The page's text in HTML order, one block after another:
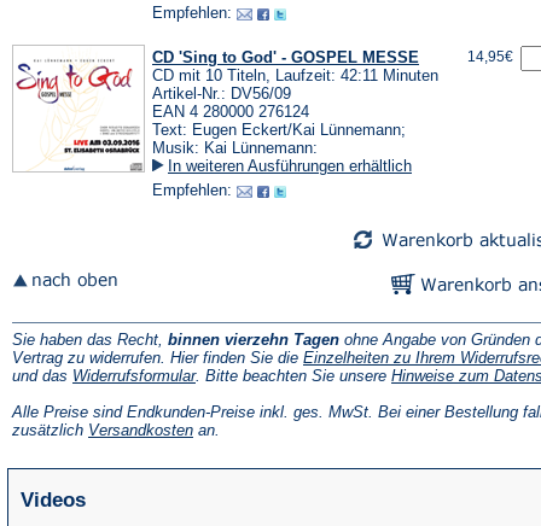
neuen
Empfehlen:
CD 'Sing to God' - GOSPEL MESSE
CD mit 10 Titeln, Laufzeit: 42:11 Minuten
Artikel-Nr.: DV56/09
EAN 4 280000 276124
Text: Eugen Eckert/Kai Lünnemann;
Musik: Kai Lünnemann:
In weiteren Ausführungen erhältlich
Empfehlen:
14,95€
Sie haben das Recht, binnen vierzehn Tagen ohne Angabe von Gründen
Vertrag zu widerrufen. Hier finden Sie die Einzelheiten zu Ihrem
und das Widerrufsformular(Öffnet
einem
neuen
. Bitte beachten Sie unsere Hinweise zum
Alle Preise sind Endkunden-Preise inkl. ges. MwSt. Bei einer Bestellung
zusätzlich Versandkosten(Öffnet
an.
Videos